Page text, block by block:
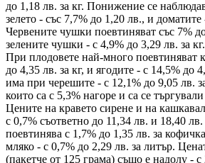
до 1,18 лв. за кг. Понижение се
зелето - със 7,7% до 1,20 лв., и
Червените чушки поевтиняват със 7%
зелените чушки - с 4,9% до 3,29 лв. за кг.
При плодовете най-много поевтиняват
до 4,35 лв. за кг, и ягодите - с 14,5% до
има при черешите - с 12,1% до 9,05 лв.
които са с 5,3% нагоре и са се
Цените на кравето сирене и на
с 0,7% съответно до 11,34 лв. и 18,40
поевтинява с 1,7% до 1,35 лв. за
мляко - с 0,7% до 2,29 лв. за литър.
(пакетче от 125 грама) също е надолу - с